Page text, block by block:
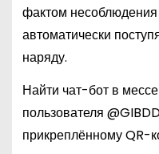
фактом
автоматически
наряду.
Найти чат-бот в
пользователя
прикреплённому QR-